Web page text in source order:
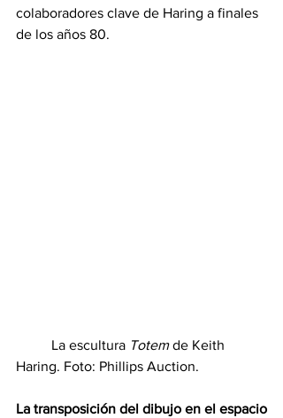
colaboradores clave de Haring a finales
de los años 80.
  	La escultura
Totem de Keith
Haring. Foto: Phillips Auction.
La transposición del dibujo en el espacio